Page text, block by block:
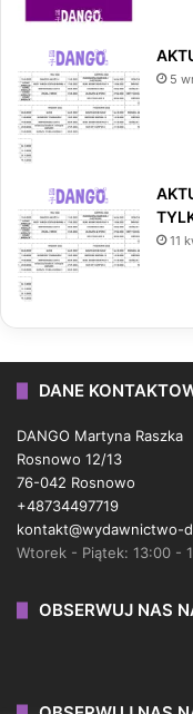
5
11
DANE
DANGO Martyna Raszka
Rosnowo 12/13
76-042 Rosnowo
+48734497719
kontakt@wydawnictwo-
Wtorek - Piątek: 13:00 -
OBSERWUJ NAS